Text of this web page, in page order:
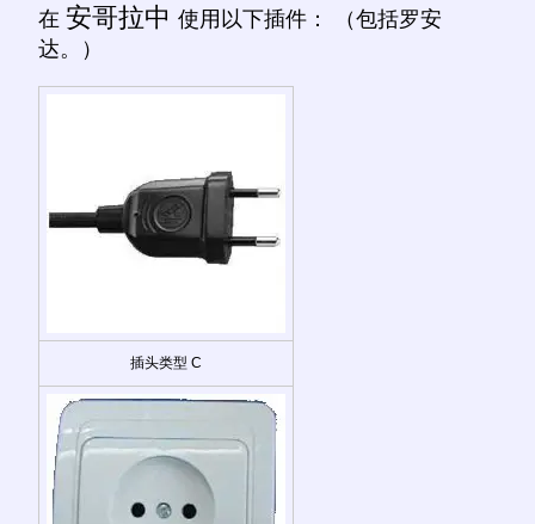
在 安哥拉中 使用以下插件： （包括罗安
达。）
插头类型 C